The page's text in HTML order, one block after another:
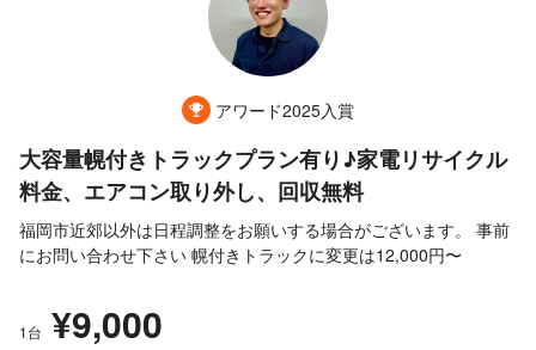
アワード2025入賞
大容量幌付きトラックプラン有り♪家電リサイクル
料金、エアコン取り外し、回収無料
福岡市近郊以外は日程調整をお願いする場合がございます。 事前
にお問い合わせ下さい 幌付きトラックに変更は12,000円〜
1台 ¥9,000